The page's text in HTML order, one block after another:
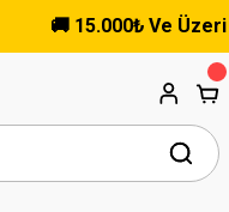
🚚 15.000₺ Ve Üzeri